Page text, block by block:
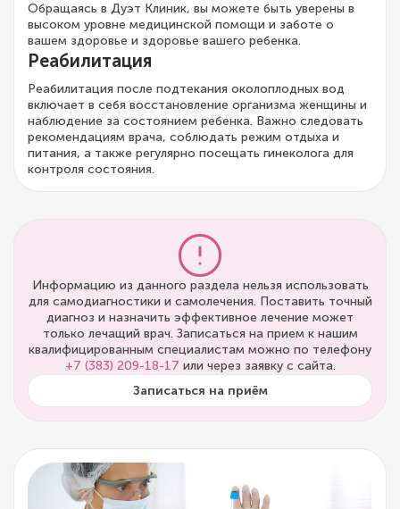
Обращаясь в Дуэт Клиник, вы можете быть уверены в
высоком уровне медицинской помощи и заботе о
вашем здоровье и здоровье вашего ребенка.
Реабилитация
Реабилитация после подтекания околоплодных вод
включает в себя восстановление организма женщины и
наблюдение за состоянием ребенка. Важно следовать
рекомендациям врача, соблюдать режим отдыха и
питания, а также регулярно посещать гинеколога для
контроля состояния.
Информацию из данного раздела нельзя использовать
для самодиагностики и самолечения. Поставить точный
диагноз и назначить эффективное лечение может
только лечащий врач. Записаться на прием к нашим
квалифицированным специалистам можно по телефону
+7 (383) 209-18-17 или через заявку с сайта.
Записаться на приём